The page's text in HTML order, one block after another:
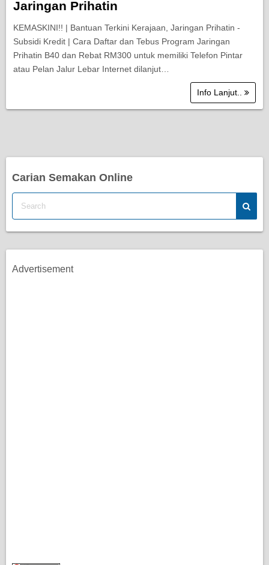
Jaringan Prihatin
KEMASKINI!! | Bantuan Terkini Kerajaan, Jaringan Prihatin -
Subsidi Kredit | Cara Daftar dan Tebus Program Jaringan
Prihatin B40 dan Rebat RM300 untuk memiliki Telefon Pintar
atau Pelan Jalur Lebar Internet dilanjut…
Info Lanjut..
Carian Semakan Online
Advertisement